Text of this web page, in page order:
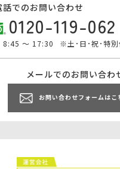
話でのお問い合わせ
0120-119-062
8:45 ～ 17:30 ※土･日･祝･特別
メールでのお問い合わ
お問い合わせフォームはこ